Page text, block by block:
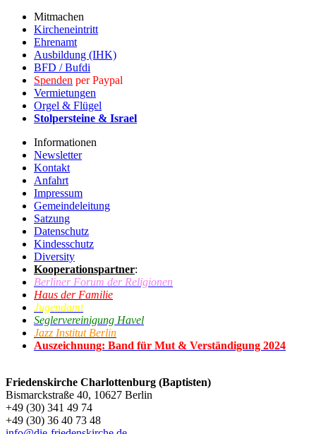
Mitmachen
Kircheneintritt
Ehrenamt
Ausbildung (IHK)
BFD / Bufdi
Spenden per Paypal
Vermietungen
Orgel & Flügel
Stolpersteine & Israel
Informationen
Newsletter
Kontakt
Anfahrt
Impressum
Gemeindeleitung
Satzung
Datenschutz
Kindesschutz
Diversity
Kooperationspartner:
Berliner Forum der Religionen
Haus der Familie
Jugendamt
Seglervereinigung Havel
Jazz Institut Berlin
Auszeichnung: Band für Mut & Verständigung 2024
Friedenskirche Charlottenburg (Baptisten)
Bismarckstraße 40, 10627 Berlin
+49 (30) 341 49 74
+49 (30) 36 40 73 48